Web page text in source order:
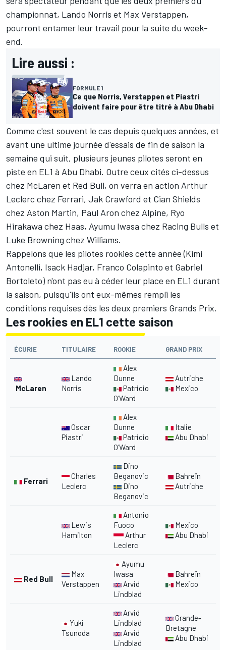
championnat, Lando Norris et Max Verstappen,
pourront entamer leur travail pour la suite du week-
end.
Lire aussi :
FORMULE 1
Ce que Norris, Verstappen et Piastri
doivent faire pour être titré à Abu Dhabi
Comme c'est souvent le cas depuis quelques années, et
avant une ultime journée d'essais de fin de saison la
semaine qui suit, plusieurs jeunes pilotes seront en
piste en EL1 à Abu Dhabi. Outre ceux cités ci-dessus
chez McLaren et Red Bull, on verra en action Arthur
Leclerc chez Ferrari, Jak Crawford et Cian Shields
chez Aston Martin, Paul Aron chez Alpine, Ryo
Hirakawa chez Haas, Ayumu Iwasa chez Racing Bulls et
Luke Browning chez Williams.
Rappelons que les pilotes rookies cette année (Kimi
Antonelli, Isack Hadjar, Franco Colapinto et Gabriel
Bortoleto) n'ont pas eu à céder leur place en EL1 durant
la saison, puisqu'ils ont eux-mêmes rempli les
conditions requises dès les deux premiers Grands Prix.
Les rookies en EL1 cette saison
ÉCURIE TITULAIRE ROOKIE GRAND PRIX
McLaren
Lando
Norris
Alex
Dunne
Patricio
O'Ward
Autriche
Mexico
Oscar
Piastri
Alex
Dunne
Patricio
O'Ward
Italie
Abu Dhabi
Ferrari
Charles
Leclerc
Dino
Beganovic
Dino
Beganovic
Bahreïn
Autriche
Lewis
Hamilton
Antonio
Fuoco
Arthur
Leclerc
Mexico
Abu Dhabi
Red Bull
Max
Verstappen
Ayumu
Iwasa
Arvid
Lindblad
Bahreïn
Mexico
Yuki
Tsunoda
Arvid
Lindblad
Arvid
Lindblad
Grande-
Bretagne
Abu Dhabi